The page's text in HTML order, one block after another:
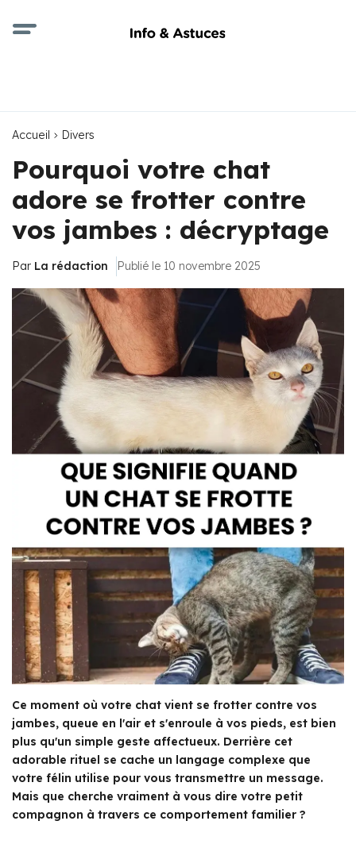
Accueil Divers
Pourquoi votre chat
adore se frotter contre
vos jambes : décryptage
Par La rédaction Publié le 10 novembre 2025
Ce moment où votre chat vient se frotter contre vos
jambes, queue en l'air et s'enroule à vos pieds, est bien
plus qu'un simple geste affectueux. Derrière cet
adorable rituel se cache un langage complexe que
votre félin utilise pour vous transmettre un message.
Mais que cherche vraiment à vous dire votre petit
compagnon à travers ce comportement familier ?